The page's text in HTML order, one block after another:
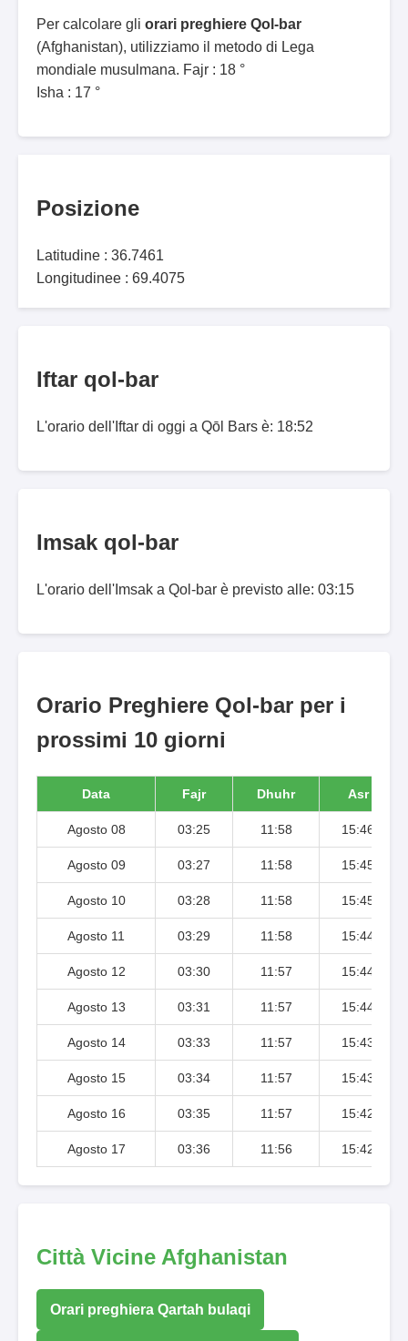
Per calcolare gli orari preghiere Qol-bar
(Afghanistan), utilizziamo il metodo di Lega
mondiale musulmana. Fajr : 18 °
Isha : 17 °
Posizione
Latitudine : 36.7461
Longitudinee : 69.4075
Iftar qol-bar
L'orario dell'Iftar di oggi a Qōl Bars è: 18:52
Imsak qol-bar
L'orario dell'Imsak a Qol-bar è previsto alle: 03:15
Orario Preghiere Qol-bar per i
prossimi 10 giorni
Data Fajr Dhuhr Asr
Agosto 08 03:25 11:58 15:46
Agosto 09 03:27 11:58 15:45
Agosto 10 03:28 11:58 15:45
Agosto 11 03:29 11:58 15:44
Agosto 12 03:30 11:57 15:44
Agosto 13 03:31 11:57 15:44
Agosto 14 03:33 11:57 15:43
Agosto 15 03:34 11:57 15:43
Agosto 16 03:35 11:57 15:42
Agosto 17 03:36 11:56 15:42
Città Vicine Afghanistan
Orari preghiera Qartah bulaqi